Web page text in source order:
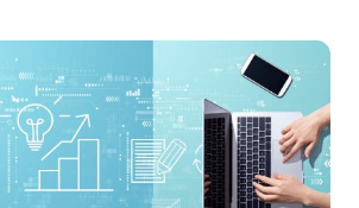
研究はインタツアー